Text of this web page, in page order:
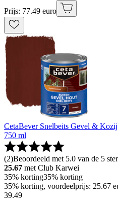
Prijs: 77.49 euro
CetaBever Snelbeits Gevel &
750 ml
(2)Beoordeeld met 5.0 van de 5
25.67 met Club Karwei
35% korting35% korting
35% korting, voordeelprijs: 25.67
39.49